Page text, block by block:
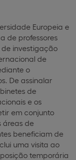
Europeia e
de professores
investigação
de
o
De assinalar
de
e os
em conjunto
áreas de
beneficiam de
uma visita ao
temporária